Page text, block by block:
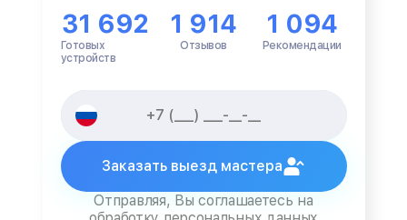
31 692
Готовых
устройств
1 914
Отзывов
1 094
Рекомендации
Заказать выезд мастера
Отправляя, Вы соглашаетесь на